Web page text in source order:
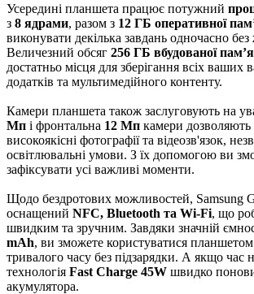
Усередині планшета працює потужний
з 8 ядрами, разом з 12 ГБ оперативної
виконувати декілька завдань одночасно
Величезний обсяг 256 ГБ вбудованої
достатньо місця для зберігання всіх ваших
додатків та мультимедійного контенту.
Камери планшета також заслуговують на
Мп і фронтальна 12 Мп камери
високоякісні фотографії та відеозв'язок,
освітлювальні умови. З їх допомогою ви
зафіксувати усі важливі моменти.
Щодо бездротових можливостей, Samsung
оснащений NFC, Bluetooth та Wi-Fi, що
швидким та зручним. Завдяки значній
mAh, ви зможете користуватися
тривалого часу без підзарядки. А якщо час
технологія Fast Charge 45W швидко
акумулятора.